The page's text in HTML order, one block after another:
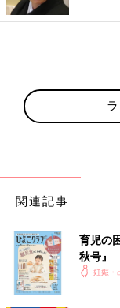
関連記事
育児の
秋号』
いっぱ
妊娠・